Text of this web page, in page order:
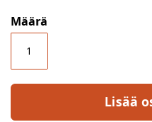
images
gallery
Määrä
Lisää